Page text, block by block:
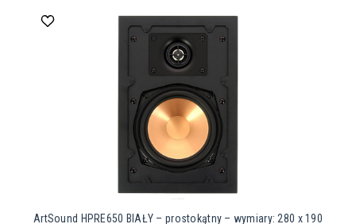
ArtSound HPRE650 BIAŁY – prostokątny – wymiary: 280 x 190